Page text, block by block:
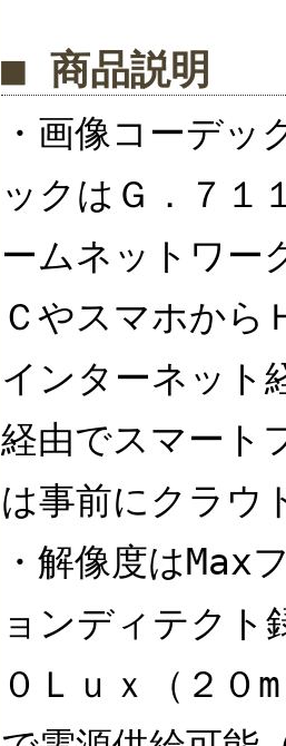
■ 商品説明
・画像コーデ
ックはＧ．７１
ームネットワー
Ｃやスマホから
インターネット
経由でスマート
は事前にクラウ
・解像度は
ョンディテクト
０Ｌｕｘ（２０